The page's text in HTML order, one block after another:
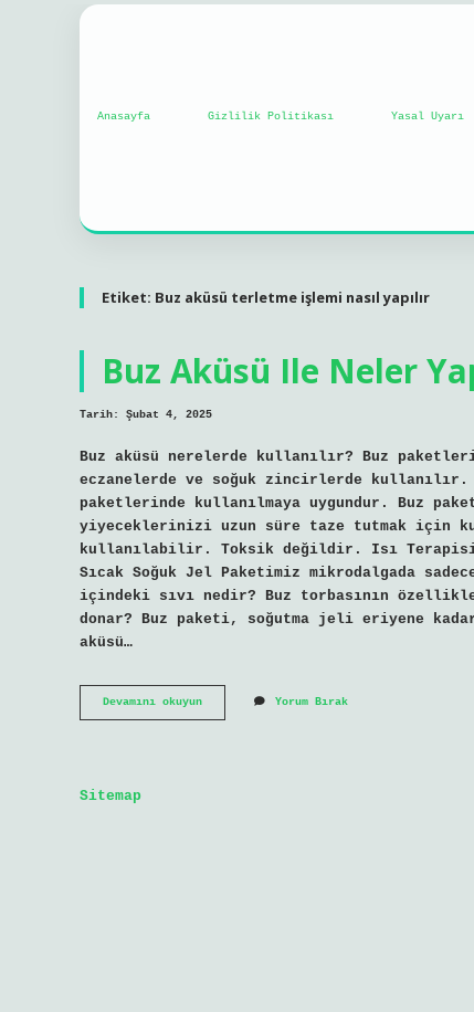
Anasayfa Gizlilik Politikası Yasal Uyarı
Etiket: Buz aküsü terletme işlemi nasıl yapılır
Buz Aküsü Ile Neler
Tarih: Şubat 4, 2025
Buz aküsü nerelerde kullanılır? Buz
eczanelerde ve soğuk zincirlerde
paketlerinde kullanılmaya uygundur. Buz
yiyeceklerinizi uzun süre taze tutmak için
kullanılabilir. Toksik değildir. Isı Terapisi
Sıcak Soğuk Jel Paketimiz mikrodalgada
içindeki sıvı nedir? Buz torbasının
donar? Buz paketi, soğutma jeli eriyene
aküsü…
Devamını okuyunBuz
Aküsü
Yorum Bırak
Sitemap